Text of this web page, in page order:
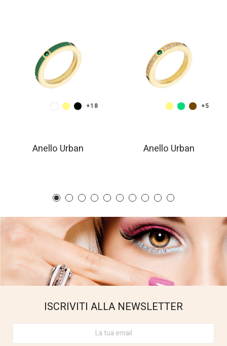
Anello Urban
+18
Anello Urban
+5
ISCRIVITI ALLA NEWSLETTER